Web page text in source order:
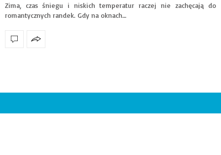
Zima, czas śniegu i niskich temperatur raczej nie zachęcają do
romantycznych randek. Gdy na oknach…